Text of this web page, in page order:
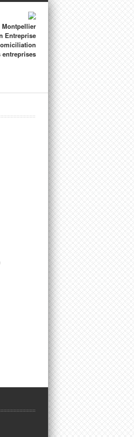
Montpellier
Entreprise
entreprises